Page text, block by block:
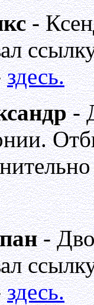
-
здесь.
-
-
здесь.